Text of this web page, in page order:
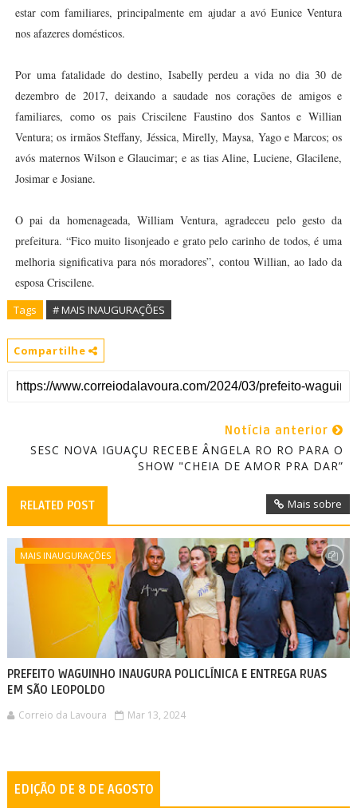
estar com familiares, principalmente em ajudar a avó Eunice Ventura
nos afazeres domésticos.
Por uma fatalidade do destino, Isabelly perdeu a vida no dia 30 de
dezembro de 2017, deixando a saudade nos corações de amigos e
familiares, como os pais Criscilene Faustino dos Santos e Willian
Ventura; os irmãos Steffany, Jéssica, Mirelly, Maysa, Yago e Marcos; os
avós maternos Wilson e Glaucimar; e as tias Aline, Luciene, Glacilene,
Josimar e Josiane.
O pai da homenageada, William Ventura, agradeceu pelo gesto da
prefeitura. “Fico muito lisonjeado e grato pelo carinho de todos, é uma
melhoria significativa para nós moradores”, contou Willian, ao lado da
esposa Criscilene.
Tags # MAIS INAUGURAÇÕES
Compartilhe
Notícia anterior
SESC NOVA IGUAÇU RECEBE ÂNGELA RO RO PARA O
SHOW "CHEIA DE AMOR PRA DAR”
RELATED POST Mais sobre
MAIS INAUGURAÇÕES
PREFEITO WAGUINHO INAUGURA POLICLÍNICA E ENTREGA RUAS
EM SÃO LEOPOLDO
Correio da Lavoura Mar 13, 2024
EDIÇÃO DE 8 DE AGOSTO